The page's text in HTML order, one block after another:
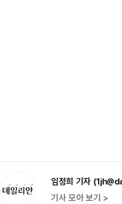
임정희 기자
기사 모아 보기 >